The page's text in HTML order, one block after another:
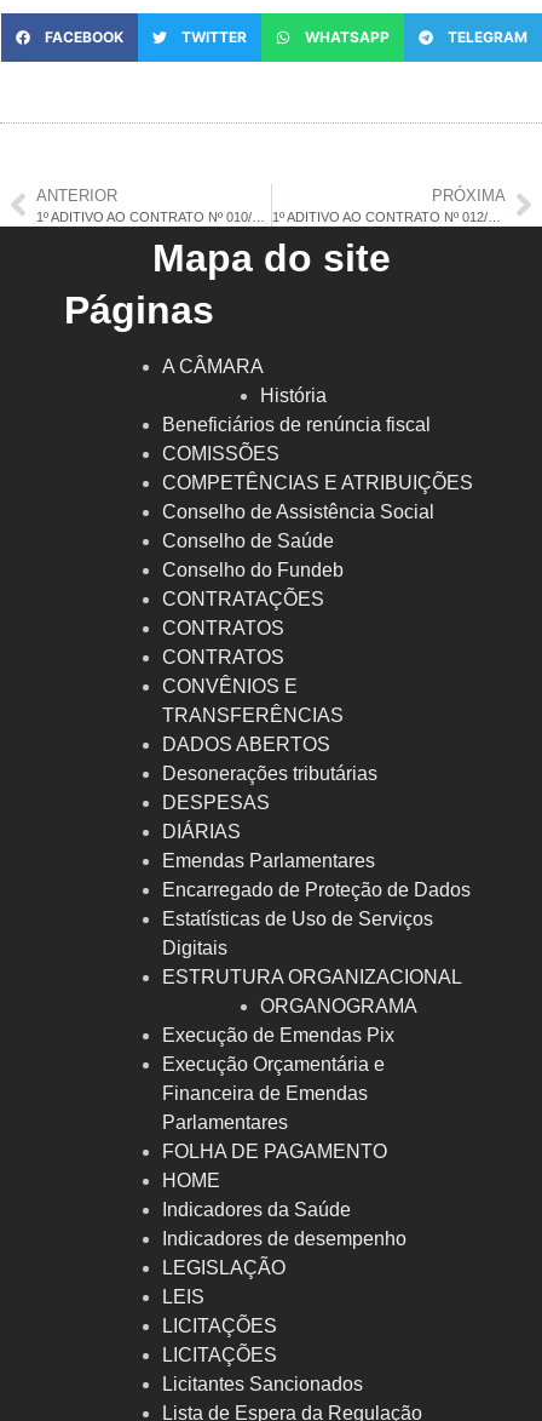
FACEBOOK TWITTER WHATSAPP TELEGRAM
ANTERIOR PRÓXIMA
1º ADITIVO AO CONTRATO Nº 012/2025
Mapa do site
Páginas
A CÂMARA
História
Beneficiários de renúncia fiscal
COMISSÕES
COMPETÊNCIAS E ATRIBUIÇÕES
Conselho de Assistência Social
Conselho de Saúde
Conselho do Fundeb
CONTRATAÇÕES
CONTRATOS
CONTRATOS
CONVÊNIOS E
TRANSFERÊNCIAS
DADOS ABERTOS
Desonerações tributárias
DESPESAS
DIÁRIAS
Emendas Parlamentares
Encarregado de Proteção de Dados
Estatísticas de Uso de Serviços
Digitais
ESTRUTURA ORGANIZACIONAL
ORGANOGRAMA
Execução de Emendas Pix
Execução Orçamentária e
Financeira de Emendas
Parlamentares
FOLHA DE PAGAMENTO
HOME
Indicadores da Saúde
Indicadores de desempenho
LEGISLAÇÃO
LEIS
LICITAÇÕES
LICITAÇÕES
Licitantes Sancionados
Lista de Espera da Regulação